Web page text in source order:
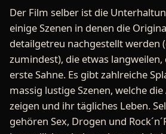
Der Film selber ist die
einige Szenen in denen die
detailgetreu nachgestellt werden
zumindest), die etwas langweilen,
erste Sahne. Es gibt zahlreiche
massig lustige Szenen, welche
zeigen und ihr tägliches Leben.
gehören Sex, Drogen und